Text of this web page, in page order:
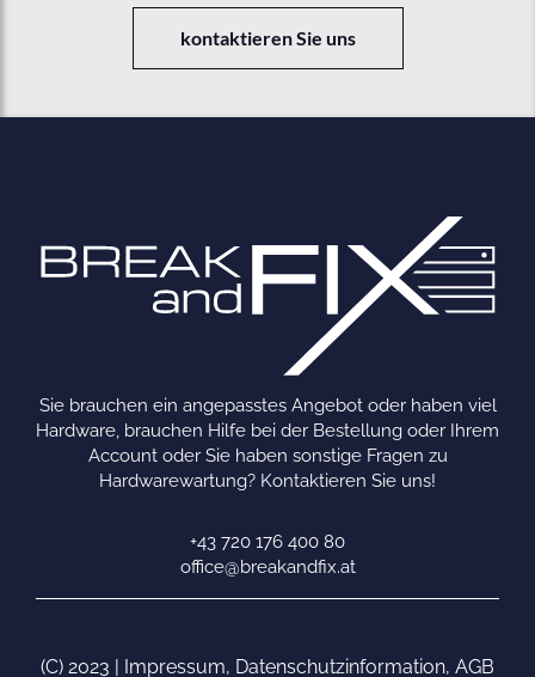
kontaktieren Sie uns
Sie brauchen ein angepasstes Angebot oder haben viel
Hardware, brauchen Hilfe bei der Bestellung oder Ihrem
Account oder Sie haben sonstige Fragen zu
Hardwarewartung? Kontaktieren Sie uns!
+43 720 176 400 80
office@breakandfix.at
(C) 2023 | Impressum, Datenschutzinformation, AGB